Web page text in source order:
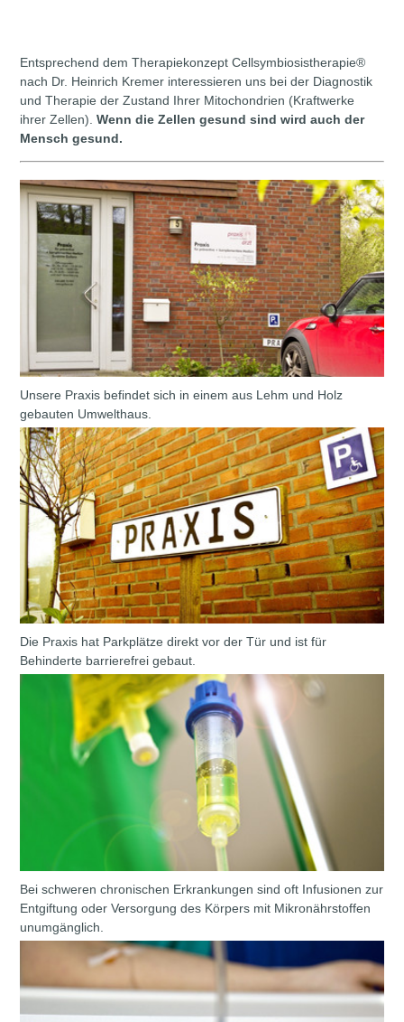
Entsprechend dem Therapiekonzept Cellsymbiosistherapie®
nach Dr. Heinrich Kremer interessieren uns bei der Diagnostik
und Therapie der Zustand Ihrer Mitochondrien (Kraftwerke
ihrer Zellen).Wenn die Zellen gesund sind wird auch der
Mensch gesund.
Unsere Praxis befindet sich in einem aus Lehm und Holz
gebauten Umwelthaus.
Die Praxis hat Parkplätze direkt vor der Tür und ist für
Behinderte barrierefrei gebaut.
Bei schweren chronischen Erkrankungen sind oft Infusionen zur
Entgiftung oder Versorgung des Körpers mit Mikronährstoffen
unumgänglich.